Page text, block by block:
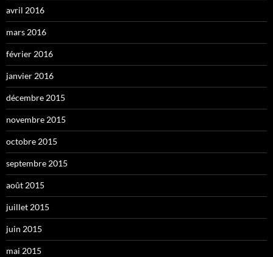
avril 2016
mars 2016
février 2016
janvier 2016
décembre 2015
novembre 2015
octobre 2015
septembre 2015
août 2015
juillet 2015
juin 2015
mai 2015